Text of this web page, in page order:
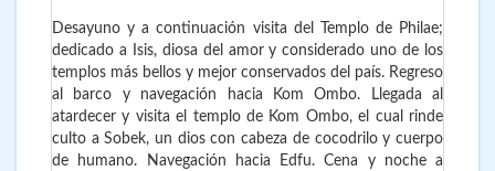
Desayuno y a continuación visita del Templo de Philae;
dedicado a Isis, diosa del amor y considerado uno de los
templos más bellos y mejor conservados del país. Regreso
al barco y navegación hacia Kom Ombo. Llegada al
atardecer y visita el templo de Kom Ombo, el cual rinde
culto a Sobek, un dios con cabeza de cocodrilo y cuerpo
de humano. Navegación hacia Edfu. Cena y noche a